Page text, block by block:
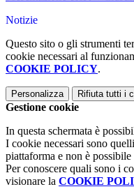
Notizie
Questo sito o gli strumenti
cookie necessari al
COOKIE POLICY.
Personalizza Rifiuta tutti i
Gestione cookie
In questa schermata è
I cookie necessari sono
piattaforma e non è
Per conoscere quali sono i
visionare la COOKIE